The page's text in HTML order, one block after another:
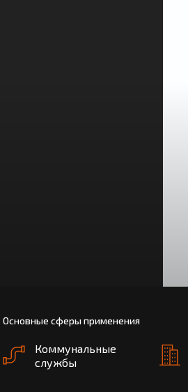
Основные сферы применения
Коммунальные
службы